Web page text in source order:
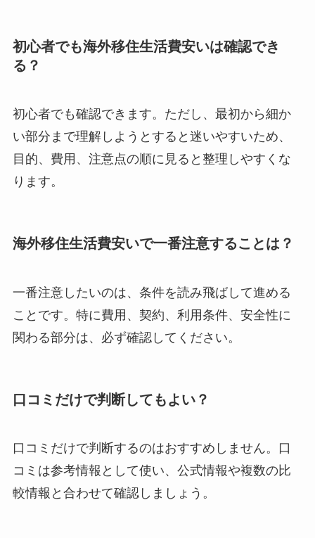
初心者でも海外移住生活費安いは確認でき
る？
初心者でも確認できます。ただし、最初から細か
い部分まで理解しようとすると迷いやすいため、
目的、費用、注意点の順に見ると整理しやすくな
ります。
海外移住生活費安いで一番注意することは？
一番注意したいのは、条件を読み飛ばして進める
ことです。特に費用、契約、利用条件、安全性に
関わる部分は、必ず確認してください。
口コミだけで判断してもよい？
口コミだけで判断するのはおすすめしません。口
コミは参考情報として使い、公式情報や複数の比
較情報と合わせて確認しましょう。